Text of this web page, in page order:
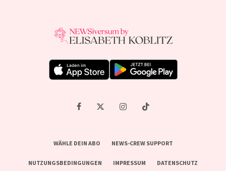
WÄHLE DEIN ABO NEWS-CREW SUPPORT
NUTZUNGSBEDINGUNGEN IMPRESSUM DATENSCHUTZ